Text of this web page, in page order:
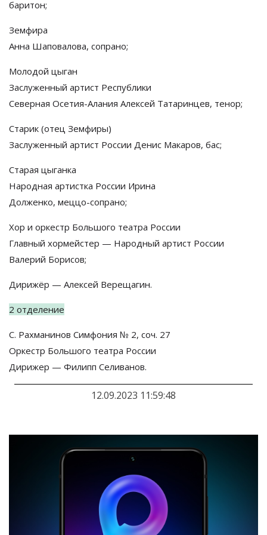
баритон;
Земфира
Анна Шаповалова, сопрано;
Молодой цыган
Заслуженный артист Республики
Северная Осетия-Алания Алексей Татаринцев, тенор;
Старик (отец Земфиры)
Заслуженный артист России Денис Макаров, бас;
Старая цыганка
Народная артистка России Ирина
Долженко, меццо-сопрано;
Хор и оркестр Большого театра России
Главный хормейстер — Народный артист России
Валерий Борисов;
Дирижёр — Алексей Верещагин.
2 отделение
С. Рахманинов Симфония № 2, соч. 27
Оркестр Большого театра России
Дирижер — Филипп Селиванов.
12.09.2023 11:59:48